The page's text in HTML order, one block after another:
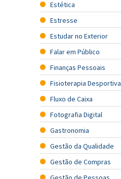
Estética
Estresse
Estudar no Exterior
Falar em Público
Finanças Pessoais
Fisioterapia Desportiva
Fluxo de Caixa
Fotografia Digital
Gastronomia
Gestão da Qualidade
Gestão de Compras